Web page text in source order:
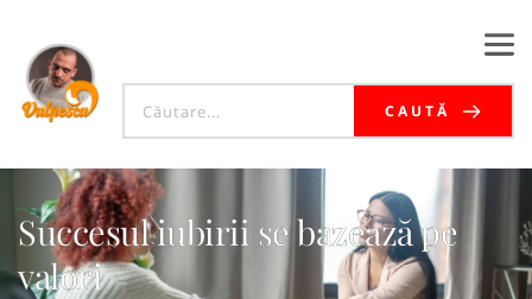
CAUTĂ
Succesul iubirii se bazează pe
valori